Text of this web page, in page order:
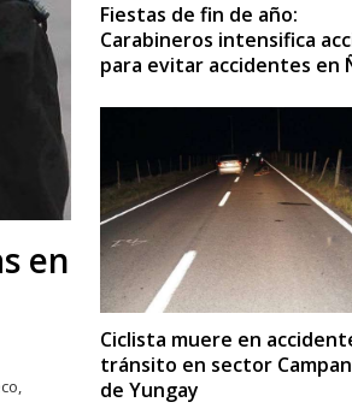
en
Fiestas de fin de año:
Carabineros intensifica
para evitar accidentes en
Ciclista muere en
tránsito en sector
de Yungay